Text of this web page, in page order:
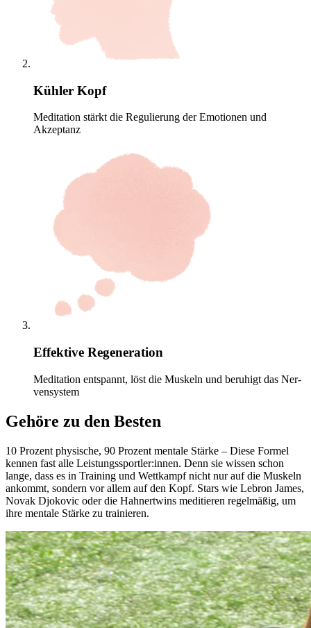
Kühler Kopf
Meditation stärkt die Regulierung der Emotionen und
Akzeptanz
Effektive Regeneration
Medi­ta­tion entspannt, löst die Mus­keln und beruhigt das Ner­
ven­sys­tem
Gehöre zu den Besten
10 Pro­zent phy­si­sche, 90 Pro­zent men­tale Stärke – Diese Formel
kennen fast alle Leis­tungs­sport­ler:innen. Denn sie wissen schon
lange, dass es in Trai­ning und Wett­kampf nicht nur auf die Mus­keln
ankommt, son­dern vor allem auf den Kopf. Stars wie Lebron James,
Novak Djo­ko­vic oder die Hah­nert­wins medi­tie­ren regel­mä­ßig, um
ihre men­tale Stärke zu trai­nie­ren.